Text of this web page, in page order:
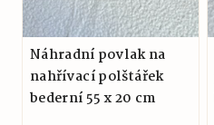
Náhradní povlak na
nahřívací polštářek
bederní 55 x 20 cm